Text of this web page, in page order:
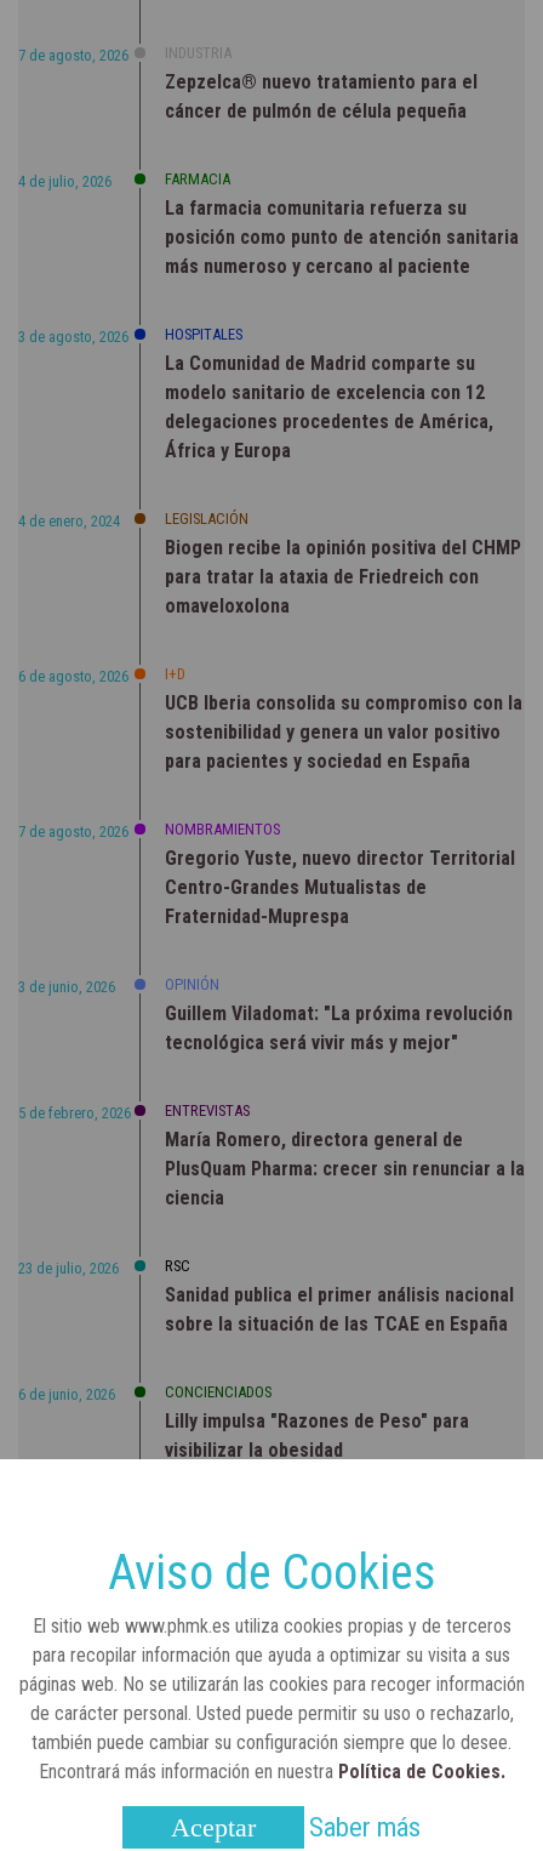
7 de agosto, 2026 INDUSTRIA
Zepzelca® nuevo tratamiento para el
cáncer de pulmón de célula pequeña
4 de julio, 2026 FARMACIA
La farmacia comunitaria refuerza su
posición como punto de atención sanitaria
más numeroso y cercano al paciente
3 de agosto, 2026 HOSPITALES
La Comunidad de Madrid comparte su
modelo sanitario de excelencia con 12
delegaciones procedentes de América,
África y Europa
4 de enero, 2024 LEGISLACIÓN
Biogen recibe la opinión positiva del CHMP
para tratar la ataxia de Friedreich con
omaveloxolona
6 de agosto, 2026 I+D
UCB Iberia consolida su compromiso con la
sostenibilidad y genera un valor positivo
para pacientes y sociedad en España
7 de agosto, 2026 NOMBRAMIENTOS
Gregorio Yuste, nuevo director Territorial
Centro-Grandes Mutualistas de
Fraternidad-Muprespa
3 de junio, 2026 OPINIÓN
Guillem Viladomat: "La próxima revolución
tecnológica será vivir más y mejor"
5 de febrero, 2026 ENTREVISTAS
María Romero, directora general de
PlusQuam Pharma: crecer sin renunciar a la
ciencia
23 de julio, 2026 RSC
Sanidad publica el primer análisis nacional
sobre la situación de las TCAE en España
6 de junio, 2026 CONCIENCIADOS
Lilly impulsa "Razones de Peso" para
visibilizar la obesidad
Real Academia Nacional de Farmacia: un
laboratorio de ideas que se ha adaptado a
Aviso de Cookies
El sitio web www.phmk.es utiliza cookies propias y de terceros
para recopilar información que ayuda a optimizar su visita a sus
páginas web. No se utilizarán las cookies para recoger información
de carácter personal. Usted puede permitir su uso o rechazarlo,
también puede cambiar su configuración siempre que lo desee.
Encontrará más información en nuestra Política de Cookies.
Aceptar Saber más